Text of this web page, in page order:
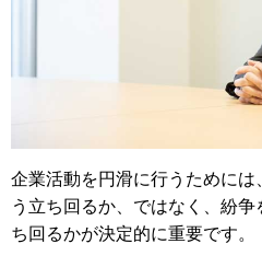
企業活動を円滑に行うために
う立ち回るか、ではなく、紛
ち回るかが決定的に重要です。